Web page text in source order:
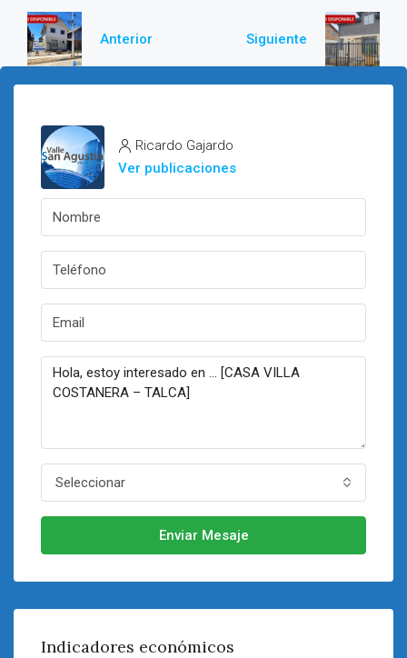
Anterior Siguiente
Ricardo Gajardo
Ver publicaciones
Seleccionar
Enviar Mesaje
Indicadores económicos